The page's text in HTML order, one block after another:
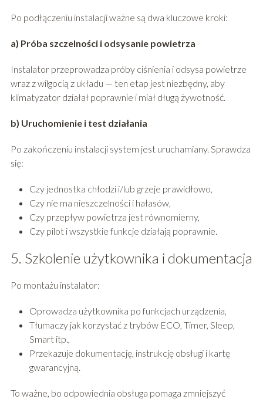
Po podłączeniu instalacji ważne są dwa kluczowe kroki:
a) Próba szczelności i odsysanie powietrza
Instalator przeprowadza próby ciśnienia i odsysa powietrze
wraz z wilgocią z układu — ten etap jest niezbędny, aby
klimatyzator działał poprawnie i miał długą żywotność.
b) Uruchomienie i test działania
Po zakończeniu instalacji system jest uruchamiany. Sprawdza
się:
Czy jednostka chłodzi i/lub grzeje prawidłowo,
Czy nie ma nieszczelności i hałasów,
Czy przepływ powietrza jest równomierny,
Czy pilot i wszystkie funkcje działają poprawnie.
5. Szkolenie użytkownika i dokumentacja
Po montażu instalator:
Oprowadza użytkownika po funkcjach urządzenia,
Tłumaczy jak korzystać z trybów ECO, Timer, Sleep,
Smart itp.,
Przekazuje dokumentację, instrukcję obsługi i kartę
gwarancyjną.
To ważne, bo odpowiednia obsługa pomaga zmniejszyć